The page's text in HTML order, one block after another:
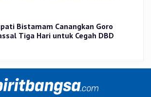
Bistamam Canangkan Goro
Tiga Hari untuk Cegah DBD